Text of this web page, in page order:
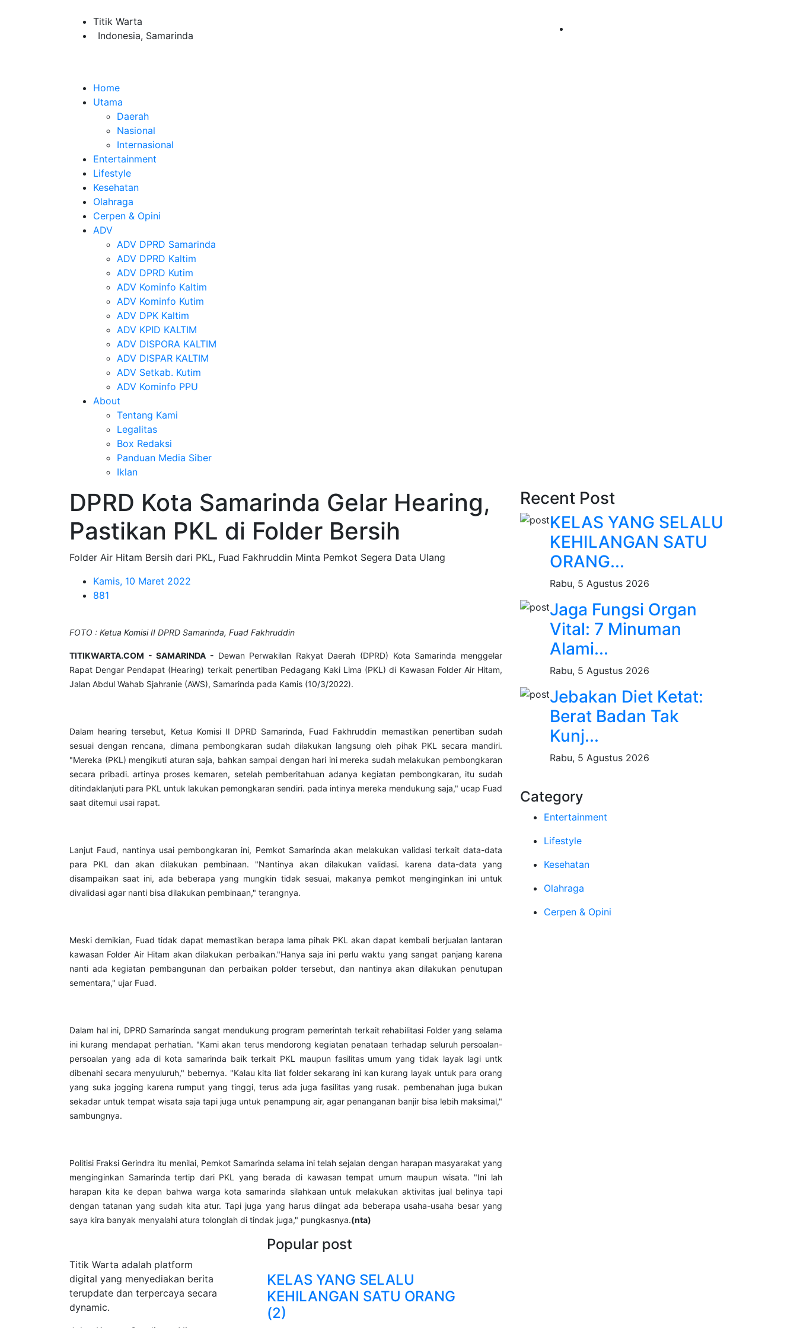
Titik Warta
Indonesia, Samarinda
Home
Utama
Daerah
Nasional
Internasional
Entertainment
Lifestyle
Kesehatan
Olahraga
Cerpen & Opini
ADV
ADV DPRD Samarinda
ADV DPRD Kaltim
ADV DPRD Kutim
ADV Kominfo Kaltim
ADV Kominfo Kutim
ADV DPK Kaltim
ADV KPID KALTIM
ADV DISPORA KALTIM
ADV DISPAR KALTIM
ADV Setkab. Kutim
ADV Kominfo PPU
About
Tentang Kami
Legalitas
Box Redaksi
Panduan Media Siber
Iklan
DPRD Kota Samarinda Gelar Hearing,
Pastikan PKL di Folder Bersih
Folder Air Hitam Bersih dari PKL, Fuad Fakhruddin Minta Pemkot Segera Data Ulang
Kamis, 10 Maret 2022
881
FOTO : Ketua Komisi II DPRD Samarinda, Fuad Fakhruddin
TITIKWARTA.COM - SAMARINDA - Dewan Perwakilan Rakyat Daerah (DPRD) Kota Samarinda menggelar
Rapat Dengar Pendapat (Hearing) terkait penertiban Pedagang Kaki Lima (PKL) di Kawasan Folder Air Hitam,
Jalan Abdul Wahab Sjahranie (AWS), Samarinda pada Kamis (10/3/2022).
Dalam hearing tersebut, Ketua Komisi II DPRD Samarinda, Fuad Fakhruddin memastikan penertiban sudah
sesuai dengan rencana, dimana pembongkaran sudah dilakukan langsung oleh pihak PKL secara mandiri.
"Mereka (PKL) mengikuti aturan saja, bahkan sampai dengan hari ini mereka sudah melakukan pembongkaran
secara pribadi. artinya proses kemaren, setelah pemberitahuan adanya kegiatan pembongkaran, itu sudah
ditindaklanjuti para PKL untuk lakukan pemongkaran sendiri. pada intinya mereka mendukung saja," ucap Fuad
saat ditemui usai rapat.
Lanjut Faud, nantinya usai pembongkaran ini, Pemkot Samarinda akan melakukan validasi terkait data-data
para PKL dan akan dilakukan pembinaan. "Nantinya akan dilakukan validasi. karena data-data yang
disampaikan saat ini, ada beberapa yang mungkin tidak sesuai, makanya pemkot menginginkan ini untuk
divalidasi agar nanti bisa dilakukan pembinaan," terangnya.
Meski demikian, Fuad tidak dapat memastikan berapa lama pihak PKL akan dapat kembali berjualan lantaran
kawasan Folder Air Hitam akan dilakukan perbaikan."Hanya saja ini perlu waktu yang sangat panjang karena
nanti ada kegiatan pembangunan dan perbaikan polder tersebut, dan nantinya akan dilakukan penutupan
sementara," ujar Fuad.
Dalam hal ini, DPRD Samarinda sangat mendukung program pemerintah terkait rehabilitasi Folder yang selama
ini kurang mendapat perhatian. "Kami akan terus mendorong kegiatan penataan terhadap seluruh persoalan-
persoalan yang ada di kota samarinda baik terkait PKL maupun fasilitas umum yang tidak layak lagi untk
dibenahi secara menyuluruh," bebernya. "Kalau kita liat folder sekarang ini kan kurang layak untuk para orang
yang suka jogging karena rumput yang tinggi, terus ada juga fasilitas yang rusak. pembenahan juga bukan
sekadar untuk tempat wisata saja tapi juga untuk penampung air, agar penanganan banjir bisa lebih maksimal,"
sambungnya.
Politisi Fraksi Gerindra itu menilai, Pemkot Samarinda selama ini telah sejalan dengan harapan masyarakat yang
menginginkan Samarinda tertip dari PKL yang berada di kawasan tempat umum maupun wisata. "Ini lah
harapan kita ke depan bahwa warga kota samarinda silahkaan untuk melakukan aktivitas jual belinya tapi
dengan tatanan yang sudah kita atur. Tapi juga yang harus diingat ada beberapa usaha-usaha besar yang
saya kira banyak menyalahi atura tolonglah di tindak juga," pungkasnya.(nta)
Recent Post
KELAS YANG SELALU
KEHILANGAN SATU
ORANG...
Rabu, 5 Agustus 2026
Jaga Fungsi Organ
Vital: 7 Minuman
Alami...
Rabu, 5 Agustus 2026
Jebakan Diet Ketat:
Berat Badan Tak
Kunj...
Rabu, 5 Agustus 2026
Category
Entertainment
Lifestyle
Kesehatan
Olahraga
Cerpen & Opini
Titik Warta adalah platform
digital yang menyediakan berita
terupdate dan terpercaya secara
dynamic.
Popular post
KELAS YANG SELALU
KEHILANGAN SATU ORANG
(2)